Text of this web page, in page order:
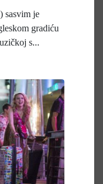
sasvim je
gradiću
s...